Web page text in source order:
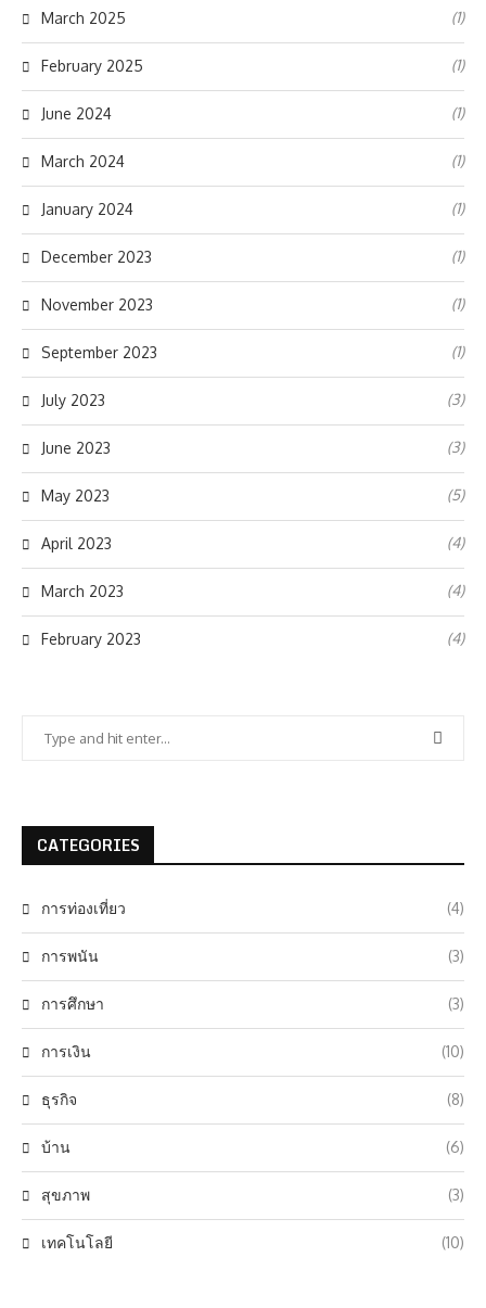
March 2025 (1)
February 2025 (1)
June 2024 (1)
March 2024 (1)
January 2024 (1)
December 2023 (1)
November 2023 (1)
September 2023 (1)
July 2023 (3)
June 2023 (3)
May 2023 (5)
April 2023 (4)
March 2023 (4)
February 2023 (4)
CATEGORIES
การท่องเที่ยว (4)
การพนัน (3)
การศึกษา (3)
การเงิน (10)
ธุรกิจ (8)
บ้าน (6)
สุขภาพ (3)
เทคโนโลยี (10)